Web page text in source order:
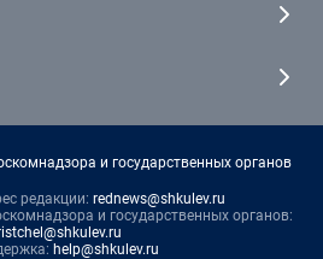
и государственных органов
редакции: rednews@shkulev.ru
и государственных органов:
help@shkulev.ru